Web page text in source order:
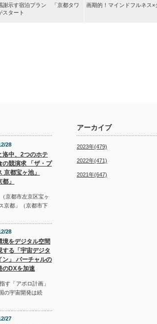
謝示す宿泊プラン 「京都タワ
スタート
画期的！マインドフルネス
28
洛中、2つのホテ
の競演求 「ザ・プ
京都宝ヶ池」
」
京都市左京区宝ヶ
京都」（京都市下
28
境をデジタル空間
する「宇宙デジタ
ン」 バーチャルの
のDXを加速
す「アポロ計画」
の宇宙開発は続
27
アーカイブ
2023年(479)
2022年(471)
2021年(647)